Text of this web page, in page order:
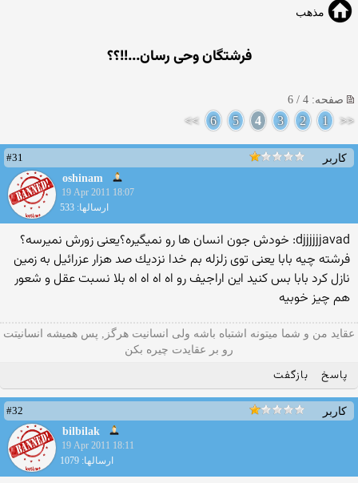
مذهب
فرشتگان وحی رسان...!!؟؟
صفحه: 4 / 6
<<
1
2
3
4
5
6
>>
کاربر
#31
oshinam
19 Apr 2011 18:07
ارسالها: 533
djjjjjjavad: خودش جون انسان ها رو نمیگیره؟یعنی زورش نمیرسه؟
فرشته چیه بابا یعنی توی زلزله بم خدا نزدیك صد هزار عزرائیل به زمین
نازل كرد بابا بس كنید این اراجیف رو اه اه اه اه بلا نسبت عقل و شعور
هم چیز خوبیه
عقاید من و شما میتونه اشتباه باشه ولی انسانیت هرگز, پس همیشه انسانیتت
رو بر عقایدت چیره بکن
پاسخ بازگفت
کاربر
#32
bilbilak
19 Apr 2011 18:11
ارسالها: 1079